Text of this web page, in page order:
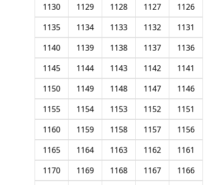
1126
1127
1128
1129
1130
1131
1132
1133
1134
1135
1136
1137
1138
1139
1140
1141
1142
1143
1144
1145
1146
1147
1148
1149
1150
1151
1152
1153
1154
1155
1156
1157
1158
1159
1160
1161
1162
1163
1164
1165
1166
1167
1168
1169
1170